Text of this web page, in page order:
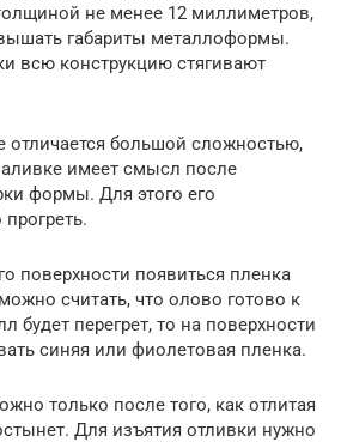
не менее 12 миллиметров,
габариты металлоформы.
всю конструкцию стягивают
отличается большой сложностью,
имеет смысл после
формы. Для этого его
поверхности появиться пленка
считать, что олово готово к
будет перегрет, то на поверхности
синяя или фиолетовая пленка.
только после того, как отлитая
Для изъятия отливки нужно